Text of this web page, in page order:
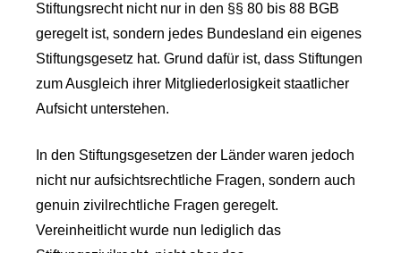
Stiftungsrecht nicht nur in den §§ 80 bis 88 BGB
geregelt ist, sondern jedes Bundesland ein eigenes
Stiftungsgesetz hat. Grund dafür ist, dass Stiftungen
zum Ausgleich ihrer Mitgliederlosigkeit staatlicher
Aufsicht unterstehen.
In den Stiftungsgesetzen der Länder waren jedoch
nicht nur aufsichtsrechtliche Fragen, sondern auch
genuin zivilrechtliche Fragen geregelt.
Vereinheitlicht wurde nun lediglich das